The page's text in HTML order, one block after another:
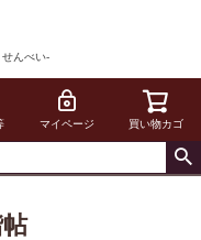
んべい-
マイページ 買い物カゴ